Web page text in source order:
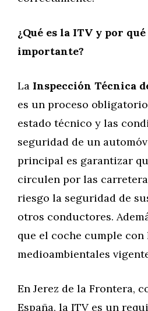
¿Qué es la ITV y por
importante?
La Inspección Técnica
es un proceso
estado técnico y las
seguridad de un
principal es garantizar
circulen por las
riesgo la seguridad de
otros conductores.
que el coche cumple con
medioambientales
En Jerez de la Frontera,
España, la ITV es un